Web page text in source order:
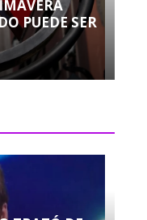
PUEDE SER